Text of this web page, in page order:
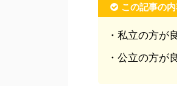
この記事の
・私立の方
・公立の方